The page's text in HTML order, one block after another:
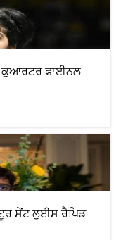
ਕੁਆਰਟਰ ਫਾਈਨਲ
ਸੇਂਟ ਲੁਈਸ ਰੈਪਿਡ